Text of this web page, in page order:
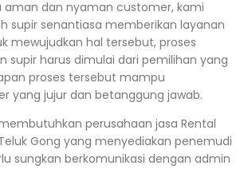
aman dan nyaman customer, kami
supir senantiasa memberikan layanan
mewujudkan hal tersebut, proses
supir harus dimulai dari pemilihan yang
proses tersebut mampu
yang jujur dan betanggung jawab.
perusahaan jasa Rental
Gong yang menyediakan penemudi
sungkan berkomunikasi dengan admin